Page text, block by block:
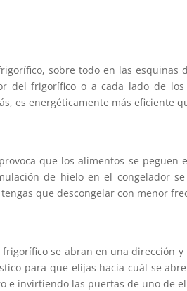
sobre todo en las
del frigorífico o a cada lado de
es energéticamente más eficiente
que los alimentos se
de hielo en el congelador
que descongelar con menor
se abran en una dirección
para que elijas hacia cuál se
e invirtiendo las puertas de uno de